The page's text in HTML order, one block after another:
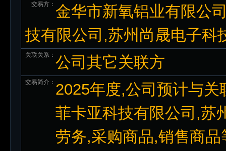
交易方： 金华市新氧铝业有限公
技有限公司,苏州尚晟电子科
关联关系： 公司其它关联方
交易简介： 2025年度,公司预计与
菲卡亚科技有限公司,苏
劳务,采购商品,销售商